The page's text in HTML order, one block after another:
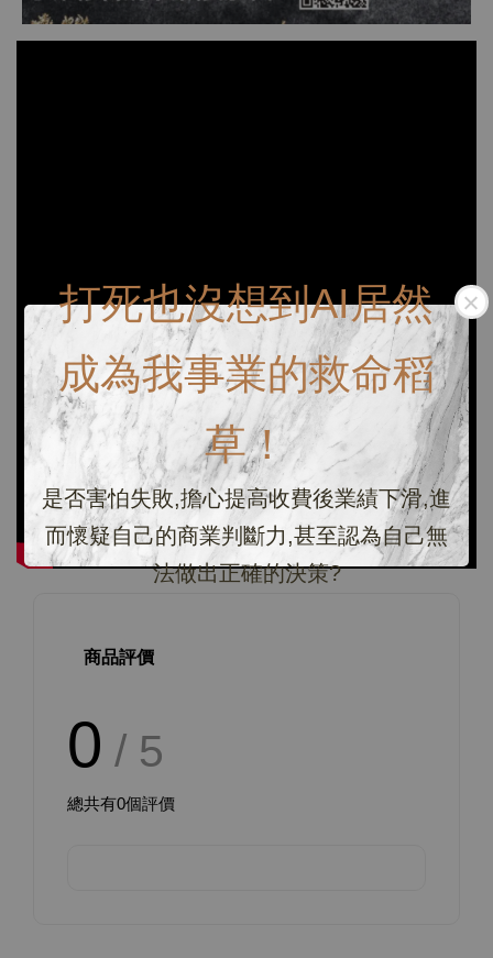
打死也沒想到AI居然
成為我事業的救命稻
草！
是否害怕失敗,擔心提高收費後業績下滑,進
而懷疑自己的商業判斷力,甚至認為自己無
法做出正確的決策?
商品評價
0 / 5
總共有0個評價